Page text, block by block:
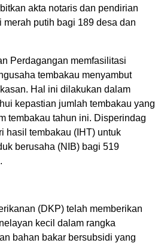
akta notaris dan pendirian
merah putih bagi 189 desa dan
Perdagangan memfasilitasi
tembakau menyambut
Hal ini dilakukan dalam
kepastian jumlah tembakau yang
tembakau tahun ini. Disperindag
hasil tembakau (IHT) untuk
berusaha (NIB) bagi 519
(DKP) telah memberikan
kecil dalam rangka
bahan bakar bersubsidi yang